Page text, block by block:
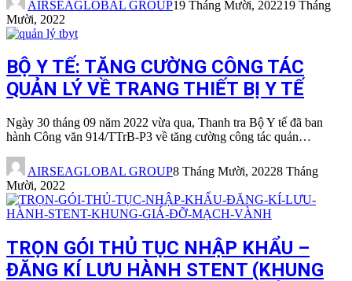
AIRSEAGLOBAL GROUP19 Tháng Mười, 202219 Tháng
Mười, 2022
BỘ Y TẾ: TĂNG CƯỜNG CÔNG TÁC
QUẢN LÝ VỀ TRANG THIẾT BỊ Y TẾ
Ngày 30 tháng 09 năm 2022 vừa qua, Thanh tra Bộ Y tế đã ban
hành Công văn 914/TTrB-P3 về tăng cường công tác quản…
AIRSEAGLOBAL GROUP8 Tháng Mười, 20228 Tháng
Mười, 2022
TRỌN GÓI THỦ TỤC NHẬP KHẨU –
ĐĂNG KÍ LƯU HÀNH STENT (KHUNG